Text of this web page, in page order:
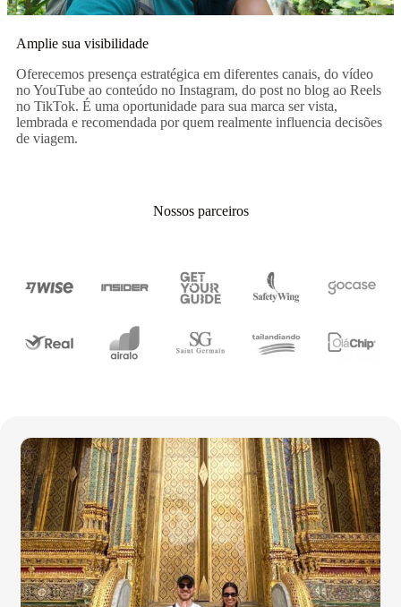
Amplie sua visibilidade
Oferecemos presença estratégica em diferentes canais, do vídeo
no YouTube ao conteúdo no Instagram, do post no blog ao Reels
no TikTok. É uma oportunidade para sua marca ser vista,
lembrada e recomendada por quem realmente influencia decisões
de viagem.
Nossos parceiros